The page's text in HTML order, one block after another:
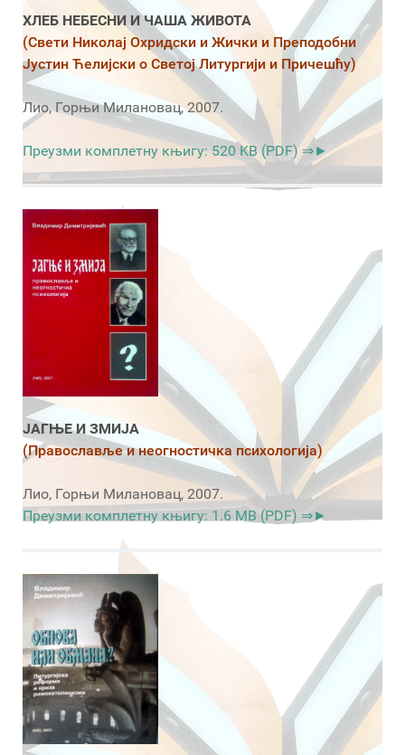
ХЛЕБ НЕБЕСНИ И ЧАША ЖИВОТА
(Свети Николај Охридски и Жички и Преподобни
Јустин Ћелијски о Светој Литургији и Причешћу)
Лио, Горњи Милановац, 2007.
Преузми комплетну књигу: 520 KB (PDF) ⇒►
ЈАГЊЕ И ЗМИЈА
(Православље и неогностичка психологија)
Лио, Горњи Милановац, 2007.
Преузми комплетну књигу: 1.6 MB (PDF) ⇒►